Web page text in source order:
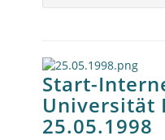
Start-
Universität
25.05.1998